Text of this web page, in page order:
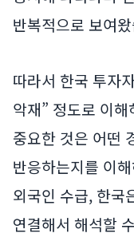
반복적으로 보여
따라서 한국 투자
악재” 정도로 이
중요한 것은 어떤
반응하는지를 이
외국인 수급, 한국
연결해서 해석할